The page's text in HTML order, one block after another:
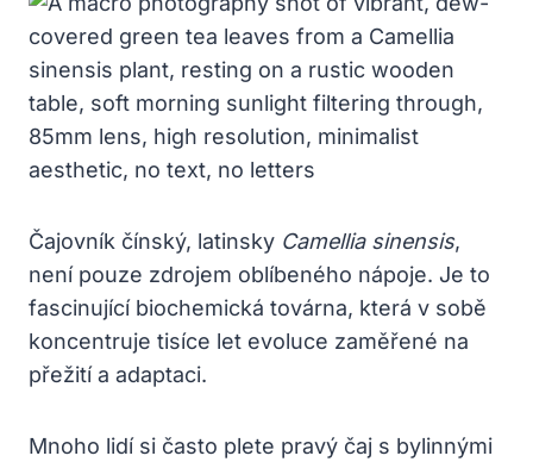
Čajovník čínský, latinsky Camellia sinensis,
není pouze zdrojem oblíbeného nápoje. Je to
fascinující biochemická továrna, která v sobě
koncentruje tisíce let evoluce zaměřené na
přežití a adaptaci.
Mnoho lidí si často plete pravý čaj s bylinnými